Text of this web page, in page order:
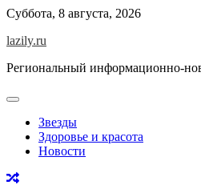
Skip
content
Суббота, 8 августа, 2026
lazily.ru
Региональный информационно-
Звезды
Здоровье и красота
Новости